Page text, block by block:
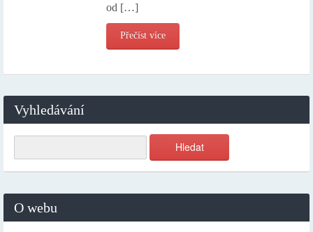
od […]
Přečíst více
Vyhledávání
O webu